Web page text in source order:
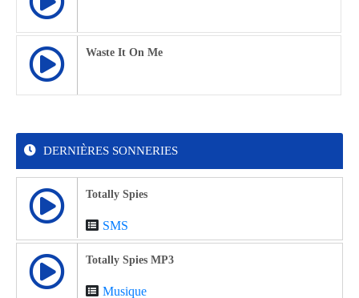
Waste It On Me
DERNIÈRES SONNERIES
Totally Spies
SMS
Totally Spies MP3
Musique